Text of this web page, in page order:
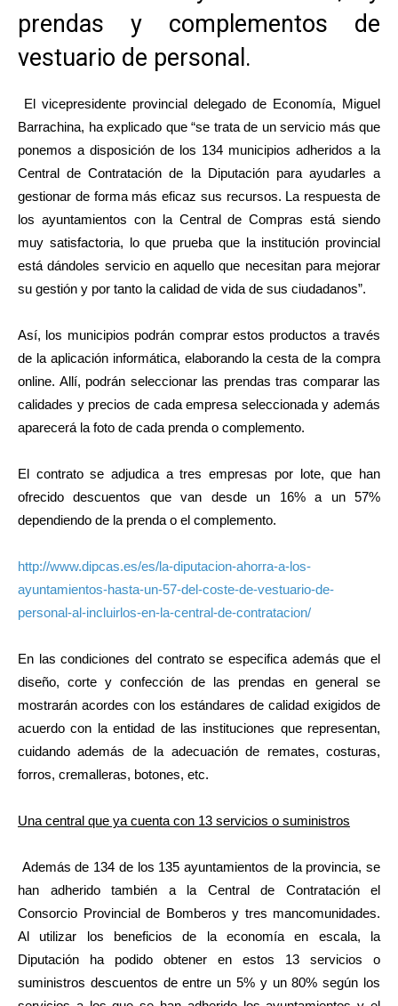
prendas y complementos de
vestuario de personal.
El vicepresidente provincial delegado de Economía, Miguel
Barrachina, ha explicado que “se trata de un servicio más que
ponemos a disposición de los 134 municipios adheridos a la
Central de Contratación de la Diputación para ayudarles a
gestionar de forma más eficaz sus recursos. La respuesta de
los ayuntamientos con la Central de Compras está siendo
muy satisfactoria, lo que prueba que la institución provincial
está dándoles servicio en aquello que necesitan para mejorar
su gestión y por tanto la calidad de vida de sus ciudadanos”.
Así, los municipios podrán comprar estos productos a través
de la aplicación informática, elaborando la cesta de la compra
online. Allí, podrán seleccionar las prendas tras comparar las
calidades y precios de cada empresa seleccionada y además
aparecerá la foto de cada prenda o complemento.
El contrato se adjudica a tres empresas por lote, que han
ofrecido descuentos que van desde un 16% a un 57%
dependiendo de la prenda o el complemento.
http://www.dipcas.es/es/la-diputacion-ahorra-a-los-
ayuntamientos-hasta-un-57-del-coste-de-vestuario-de-
personal-al-incluirlos-en-la-central-de-contratacion/
En las condiciones del contrato se especifica además que el
diseño, corte y confección de las prendas en general se
mostrarán acordes con los estándares de calidad exigidos de
acuerdo con la entidad de las instituciones que representan,
cuidando además de la adecuación de remates, costuras,
forros, cremalleras, botones, etc.
Una central que ya cuenta con 13 servicios o suministros
Además de 134 de los 135 ayuntamientos de la provincia, se
han adherido también a la Central de Contratación el
Consorcio Provincial de Bomberos y tres mancomunidades.
Al utilizar los beneficios de la economía en escala, la
Diputación ha podido obtener en estos 13 servicios o
suministros descuentos de entre un 5% y un 80% según los